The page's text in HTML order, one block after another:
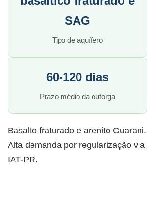
SAG
Tipo de aquífero
60-120 dias
Prazo médio da outorga
Basalto fraturado e arenito Guarani.
Alta demanda por regularização via
IAT-PR.